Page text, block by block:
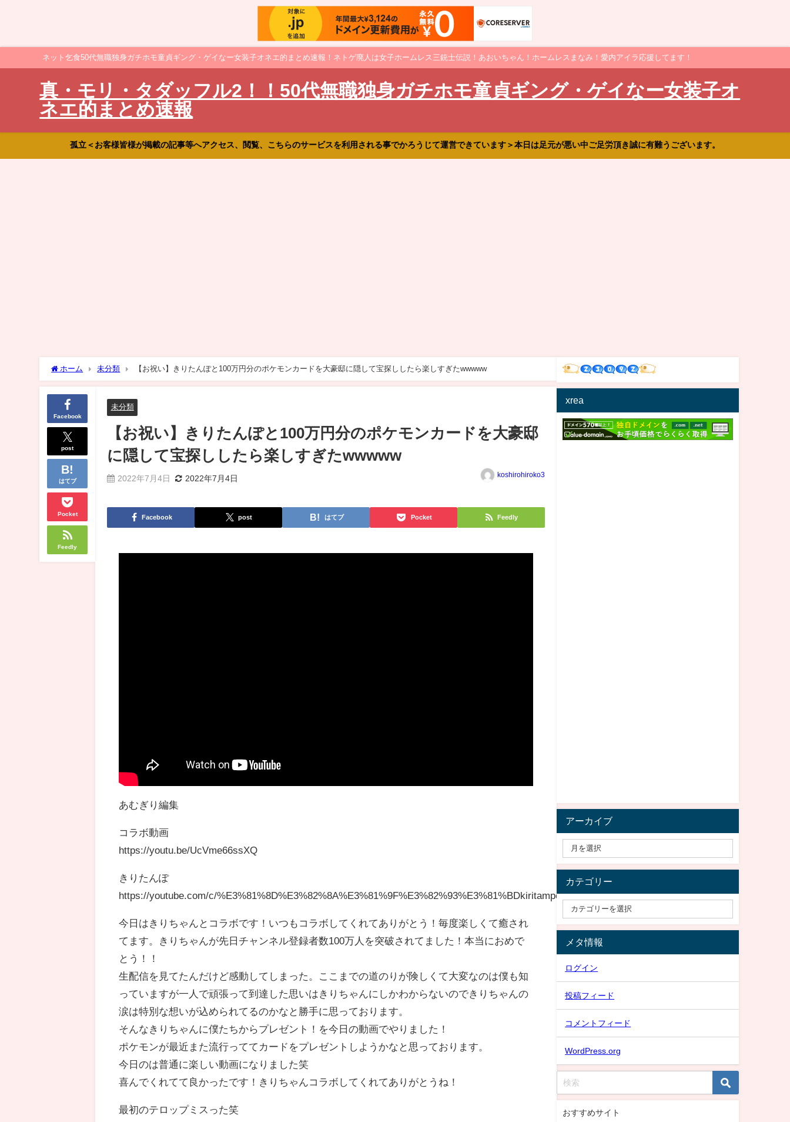
ネット乞食50代無職独身ガチホモ童貞ギング・ゲイなー女装子オネエ的まとめ速報！ネトゲ廃人は女子ホームレス三銃士伝説！あおいちゃん！ホームレスまなみ！愛内アイラ応援してます！
真・モリ・タダッフル2！！50代無職独身ガチホモ童貞ギング・ゲイなー女装子オ
ネエ的まとめ速報
孤立＜お客様皆様が掲載の記事等へアクセス、閲覧、こちらのサービスを利用される事でかろうじて運営できています＞本日は足元が悪い中ご足労頂き誠に有難うございます。
ホーム 未分類 【お祝い】きりたんぽと100万円分のポケモンカードを大豪邸に隠して宝探ししたら楽しすぎたwwwww
Facebook
post
はてブ
Pocket
Feedly
未分類
【お祝い】きりたんぽと100万円分のポケモンカードを大豪邸
に隠して宝探ししたら楽しすぎたwwwww
2022年7月4日 2022年7月4日 koshirohiroko3
Facebook post はてブ Pocket Feedly
あむぎり編集
コラボ動画
https://youtu.be/UcVme66ssXQ
きりたんぽ
https://youtube.com/c/%E3%81%8D%E3%82%8A%E3%81%9F%E3%82%93%E3%81%BDkiritampo
今日はきりちゃんとコラボです！いつもコラボしてくれてありがとう！毎度楽しくて癒され
てます。きりちゃんが先日チャンネル登録者数100万人を突破されてました！本当におめで
とう！！
生配信を見てたんだけど感動してしまった。ここまでの道のりが険しくて大変なのは僕も知
っていますが一人で頑張って到達した思いはきりちゃんにしかわからないのできりちゃんの
涙は特別な想いが込められてるのかなと勝手に思っております。
そんなきりちゃんに僕たちからプレゼント！を今日の動画でやりました！
ポケモンが最近また流行っててカードをプレゼントしようかなと思っております。
今日のは普通に楽しい動画になりました笑
喜んでくれてて良かったです！きりちゃんコラボしてくれてありがとうね！
最初のテロップミスった笑
xrea
アーカイブ
カテゴリー
メタ情報
ログイン
投稿フィード
コメントフィード
WordPress.org
おすすめサイト